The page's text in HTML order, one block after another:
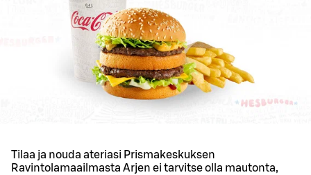
Tilaa ja nouda ateriasi Prismakeskuksen
Ravintolamaailmasta Arjen ei tarvitse olla mautonta,